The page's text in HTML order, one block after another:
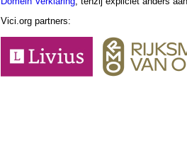
Vici.org partners: